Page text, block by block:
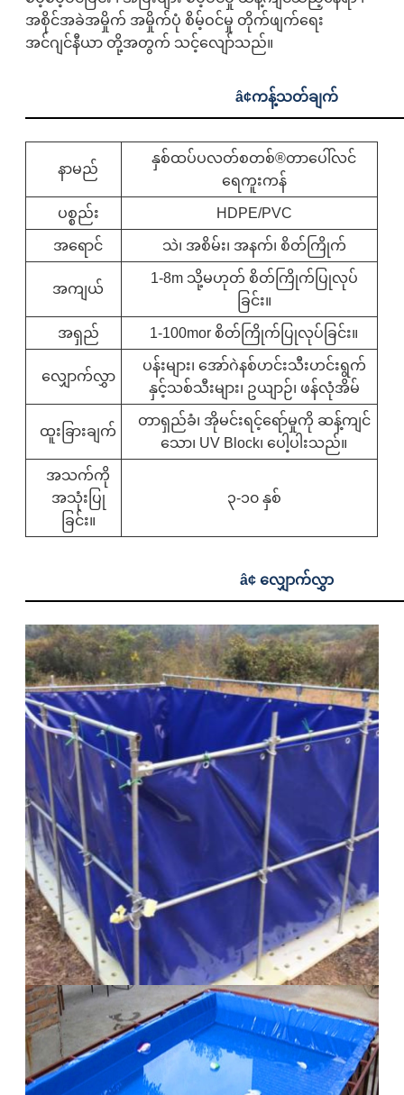
အစိုင်အခဲအမှိုက် အမှိုက်ပုံ စိမ့်ဝင်မှု တိုက်ဖျက်ရေး
အင်ဂျင်နီယာ တို့အတွက် သင့်လျော်သည်။
â¢ကန့်သတ်ချက်
နာမည်
နှစ်ထပ်ပလတ်စတစ်®တာပေါ်လင်
ရေကူးကန်
ပစ္စည်း HDPE/PVC
အရောင် သဲ၊ အစိမ်း၊ အနက်၊ စိတ်ကြိုက်
အကျယ်
1-8m သို့မဟုတ် စိတ်ကြိုက်ပြုလုပ်
ခြင်း။
အရှည် 1-100mor စိတ်ကြိုက်ပြုလုပ်ခြင်း။
လျှောက်လွှာ
ပန်းများ၊ အော်ဂဲနစ်ဟင်းသီးဟင်းရွက်
နှင့်သစ်သီးများ၊ ဥယျာဉ်၊ ဖန်လုံအိမ်
ထူးခြားချက်
တာရှည်ခံ၊ အိုမင်းရင့်ရော်မှုကို ဆန့်ကျင်
သော၊ UV Block၊ ပေါ့ပါးသည်။
အသက်ကို
အသုံးပြု
ခြင်း။
၃-၁၀ နှစ်
â¢ လျှောက်လွှာ